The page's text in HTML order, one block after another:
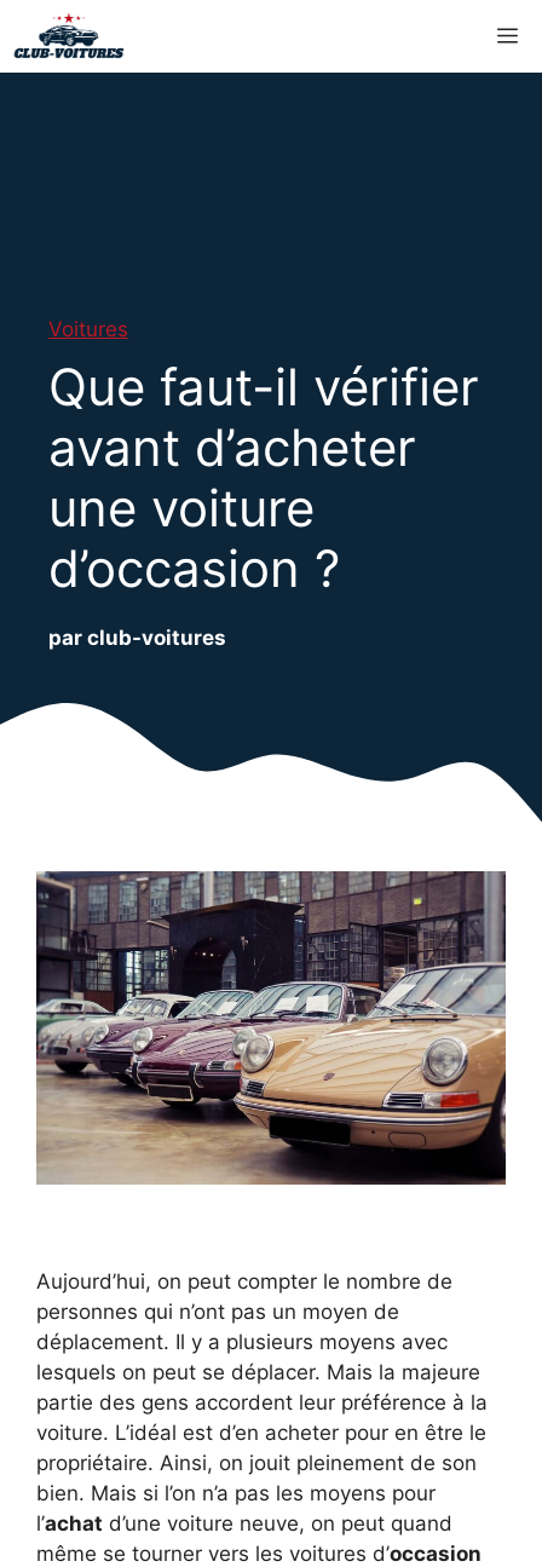
au
contenu
Voitures
Que faut-il vérifier
avant d’acheter
une voiture
d’occasion ?
par club-voitures
Aujourd’hui, on peut compter le nombre de
personnes qui n’ont pas un moyen de
déplacement. Il y a plusieurs moyens avec
lesquels on peut se déplacer. Mais la majeure
partie des gens accordent leur préférence à la
voiture. L’idéal est d’en acheter pour en être le
propriétaire. Ainsi, on jouit pleinement de son
bien. Mais si l’on n’a pas les moyens pour
l’achat d’une voiture neuve, on peut quand
même se tourner vers les voitures d’occasion